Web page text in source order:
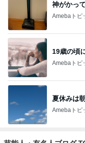
神がかっ
Amebaトピ
19歳の頃
Amebaトピ
夏休みは
Amebaトピ